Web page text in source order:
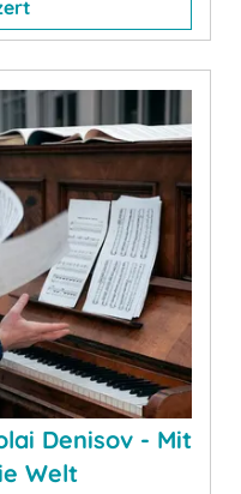
Denisov - Mit
Welt